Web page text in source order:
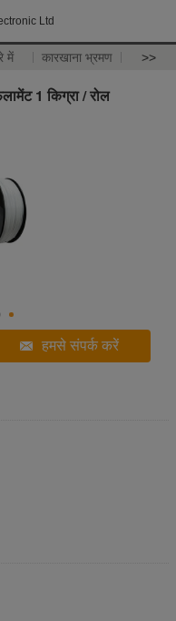
Ltd
में कारखाना भ्रमण >>
1 किग्रा / रोल
हमसे संपर्क करें